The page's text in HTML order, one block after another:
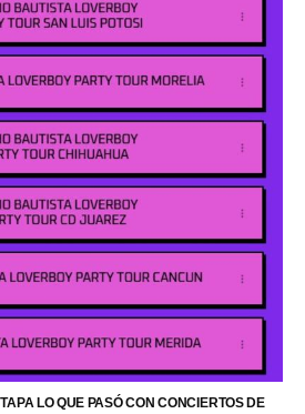
LO QUE PASÓ CON CONCIERTOS DE